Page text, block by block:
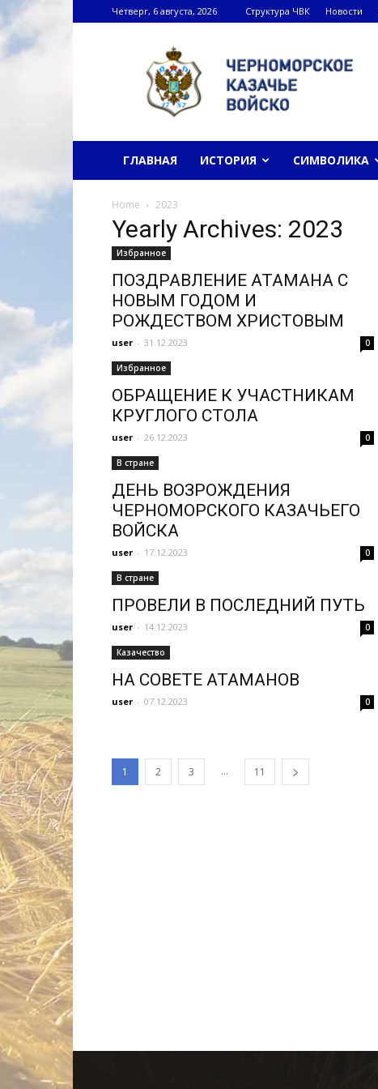
Четверг, 6 августа, 2026 Структура ЧВК Новости
Черноморское
казачье
войско
ГЛАВНАЯ ИСТОРИЯ СИМВОЛИКА
Home 2023
Yearly Archives: 2023
Избранное
ПОЗДРАВЛЕНИЕ АТАМАНА С
НОВЫМ ГОДОМ И
РОЖДЕСТВОМ ХРИСТОВЫМ
user - 31.12.2023 0
Избранное
ОБРАЩЕНИЕ К УЧАСТНИКАМ
КРУГЛОГО СТОЛА
user - 26.12.2023 0
В стране
ДЕНЬ ВОЗРОЖДЕНИЯ
ЧЕРНОМОРСКОГО КАЗАЧЬЕГО
ВОЙСКА
user - 17.12.2023 0
В стране
ПРОВЕЛИ В ПОСЛЕДНИЙ ПУТЬ
user - 14.12.2023 0
Казачество
НА СОВЕТЕ АТАМАНОВ
user - 07.12.2023 0
1 2 3 ... 11